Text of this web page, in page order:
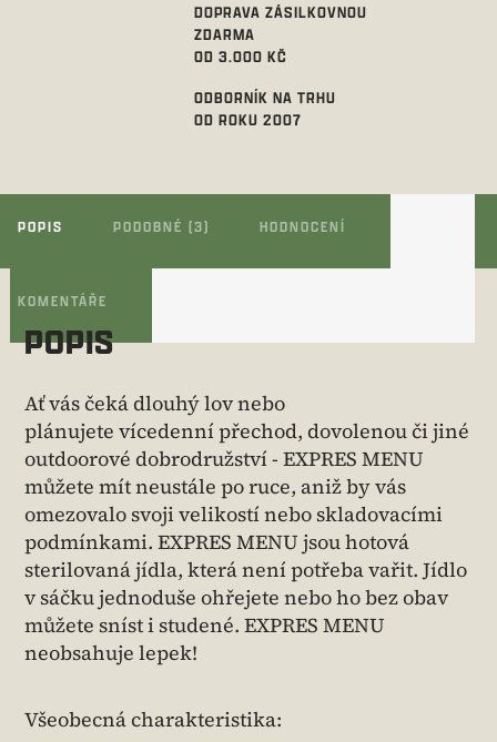
DOPRAVA ZÁSILKOVNOU
ZDARMA
OD 3.000 KČ
ODBORNÍK NA TRHU
OD ROKU 2007
POPIS PODOBNÉ (3) HODNOCENÍ
KOMENTÁŘE
POPIS
Ať vás čeká dlouhý lov nebo
plánujete vícedenní přechod, dovolenou či jiné
outdoorové dobrodružství - EXPRES MENU
můžete mít neustále po ruce, aniž by vás
omezovalo svoji velikostí nebo skladovacími
podmínkami. EXPRES MENU jsou hotová
sterilovaná jídla, která není potřeba vařit. Jídlo
v sáčku jednoduše ohřejete nebo ho bez obav
můžete sníst i studené. EXPRES MENU
neobsahuje lepek!
Všeobecná charakteristika: